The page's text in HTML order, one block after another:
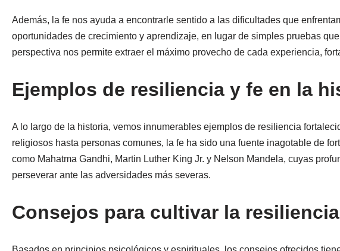
Además, la fe nos ayuda a encontrarle sentido a las dificultades que
oportunidades de crecimiento y aprendizaje, en lugar de simples pruebas
perspectiva nos permite extraer el máximo provecho de cada experiencia,
Ejemplos de resiliencia y fe en la
A lo largo de la historia, vemos innumerables ejemplos de resiliencia
religiosos hasta personas comunes, la fe ha sido una fuente inagotable de
como Mahatma Gandhi, Martin Luther King Jr. y Nelson Mandela, cuyas
perseverar ante las adversidades más severas.
Consejos para cultivar la